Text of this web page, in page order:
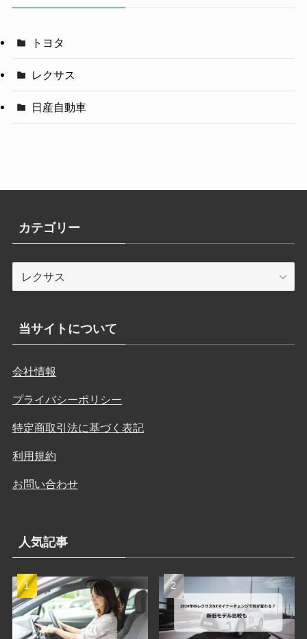
トヨタ
レクサス
日産自動車
カテゴリー
テ
リ
当サイトについて
会社情報
プライバシーポリシー
特定商取引法に基づく表記
利用規約
お問い合わせ
人気記事